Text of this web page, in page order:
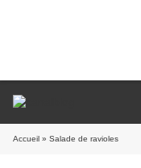
Accueil » Salade de ravioles